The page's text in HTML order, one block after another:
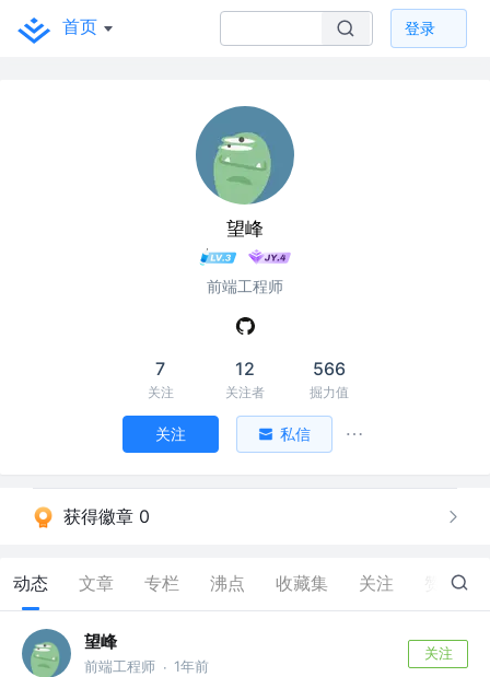
首页 登录
望峰
前端工程师
7
关注
12
关注者
566
掘力值
关注 私信
获得徽章 0
动态 文章 专栏 沸点 收藏集 关注 2
望峰
前端工程师 · 1年前
关注